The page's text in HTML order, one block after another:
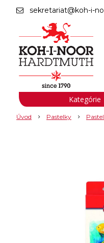
sekretariat@koh-i-
Úvod Pastelky
Kategórie